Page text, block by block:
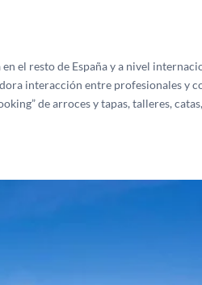
el resto de España y a nivel
interacción entre profesionales y
de arroces y tapas, talleres,